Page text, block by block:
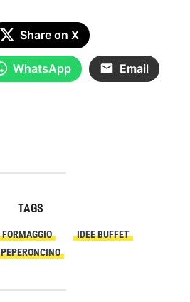
Share on X
WhatsApp Email
TAGS
FORMAGGIO
IDEE BUFFET
PEPERONCINO